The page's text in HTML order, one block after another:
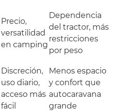
Precio,
versatilidad
en camping
Dependencia
del tractor, más
restricciones
por peso
Discreción,
uso diario,
acceso más
fácil
Menos espacio
y confort que
autocaravana
grande